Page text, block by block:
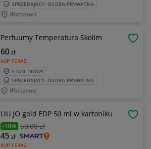
SPRZEDAJĄCY: OSOBA PRYWATNA
Warszawa
Perfuumy Temperatura Skolim
KUP TERAZ
60zł
STAN: NOWY
SPRZEDAJĄCY: OSOBA PRYWATNA
Warszawa
LIU JO gold EDP 50 ml w kartoniku
-10% 50,00 zł
KUP TERAZ
45zł